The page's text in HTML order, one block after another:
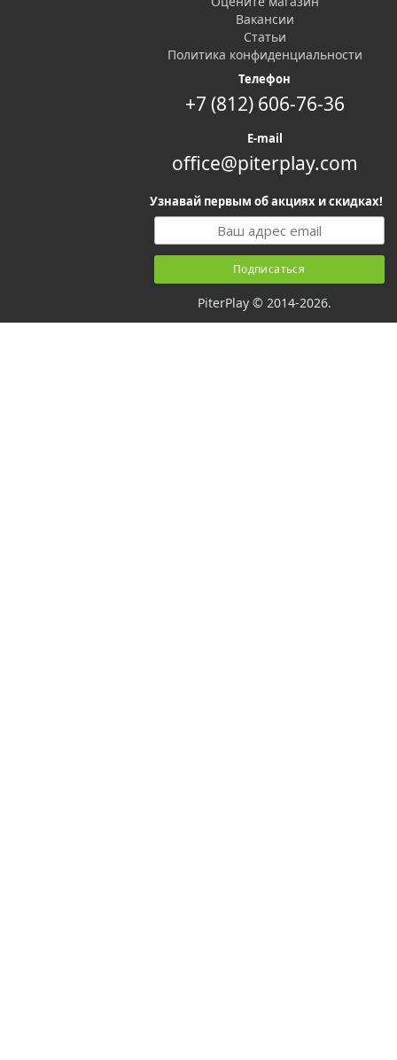
Вакансии
Статьи
Политика конфиденциальности
Телефон
+7 (812) 606-76-36
E-mail
office@piterplay.com
Узнавай первым об акциях и скидках!
PiterPlay © 2014-2026.